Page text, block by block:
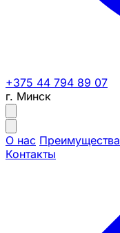
+375 44 794 89 07
г. Минск
О нас Преимущества
Контакты